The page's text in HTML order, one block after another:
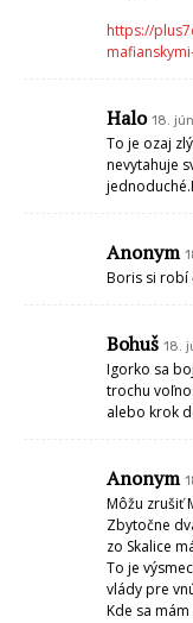
https://
Halo 18.
To je ozaj
nevytahuje
Anonym
Boris si robí
Bohuš 18.
Igorko sa
trochu
alebo krok
Anonym
Môžu zrušiť
Zbytočne
zo Skalice
To je
vlády pre
Kde sa mám